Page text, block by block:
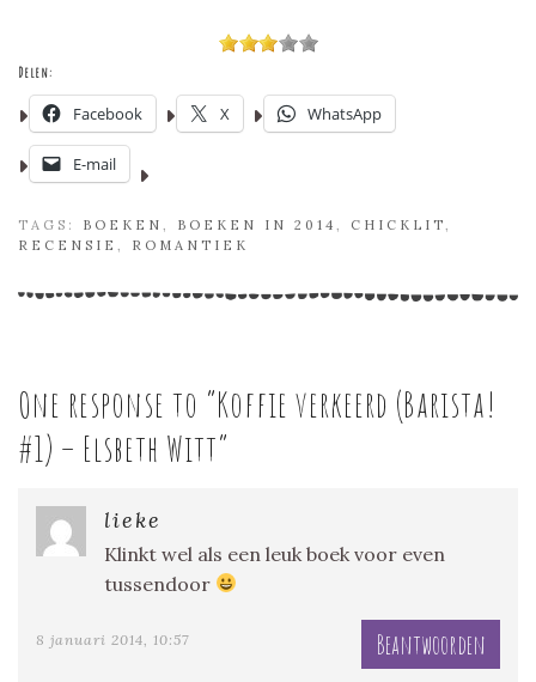
Delen:
Facebook X WhatsApp
E-mail
TAGS: BOEKEN BOEKEN IN 2014 CHICKLIT
RECENSIE
ROMANTIEK
One response to “Koffie verkeerd (Barista!
#1) – Elsbeth Witt”
lieke
Klinkt wel als een leuk boek voor even
tussendoor
8 januari 2014, 10:57 Beantwoorden